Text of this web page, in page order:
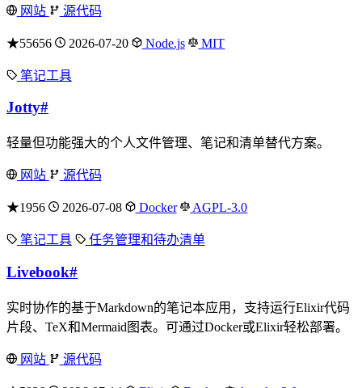
网站 源代码
★55656 2026-07-20 Node.js MIT
笔记工具
Jotty#
轻量但功能强大的个人文件管理、笔记和清单替代方案。
网站 源代码
★1956 2026-07-08 Docker AGPL-3.0
笔记工具 任务管理和待办清单
Livebook#
实时协作的基于Markdown的笔记本应用，支持运行Elixir代码
片段、TeX和Mermaid图表。可通过Docker或Elixir轻松部署。
网站 源代码